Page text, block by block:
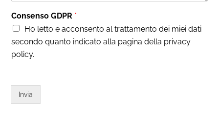
Consenso GDPR *
Ho letto e acconsento al trattamento dei miei dati
secondo quanto indicato alla pagina della privacy
policy.
Invia